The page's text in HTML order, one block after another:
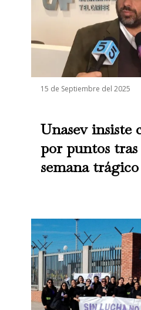
15 de Septiembre del 2025
Unasev insiste
por puntos
semana trágico